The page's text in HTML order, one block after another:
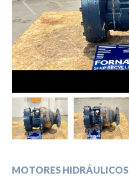
MOTORES HIDRÁULICOS